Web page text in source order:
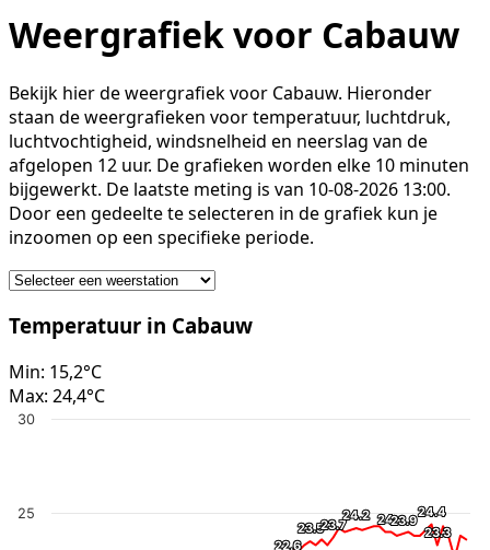
Weergrafiek voor Cabauw
Bekijk hier de weergrafiek voor Cabauw. Hieronder
staan de weergrafieken voor temperatuur, luchtdruk,
luchtvochtigheid, windsnelheid en neerslag van de
afgelopen 12 uur. De grafieken worden elke 10 minuten
bijgewerkt. De laatste meting is van 10-08-2026 13:00.
Door een gedeelte te selecteren in de grafiek kun je
inzoomen op een specifieke periode.
Temperatuur in Cabauw
Min: 15,2°C
Max: 24,4°C
22.6
22.6
23.5
23.523.7
23.7
24.2
24.2 24
2423.9
23.9
24.4
24.4
23.3
23.3
25
30